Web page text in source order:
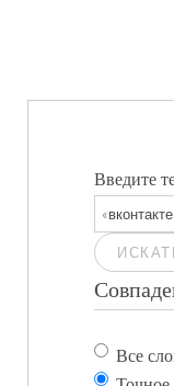
Введите
Все